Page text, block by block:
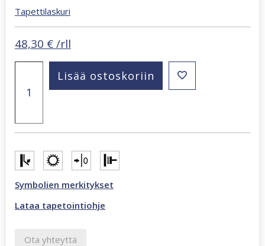
Tapettilaskuri
48,30 € /rll
punertavanbeige
määrä
Lisää ostoskoriin
Symbolien merkitykset
Lataa tapetointiohje
Ota yhteyttä